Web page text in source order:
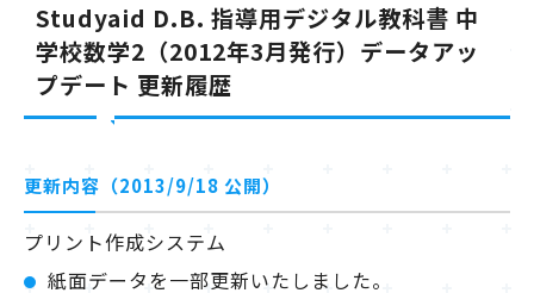
Studyaid D.B. 指導用デジタル教科書 中
学校数学2（2012年3月発行）データアッ
プデート 更新履歴
更新内容（2013/9/18 公開）
プリント作成システム
紙面データを一部更新いたしました。